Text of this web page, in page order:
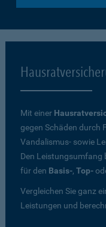
Mit einer
gegen Schäden durch
Vandalismus- sowie
Den Leistungsumfang
für den Basis-, Top-
Vergleichen Sie ganz
Leistungen und